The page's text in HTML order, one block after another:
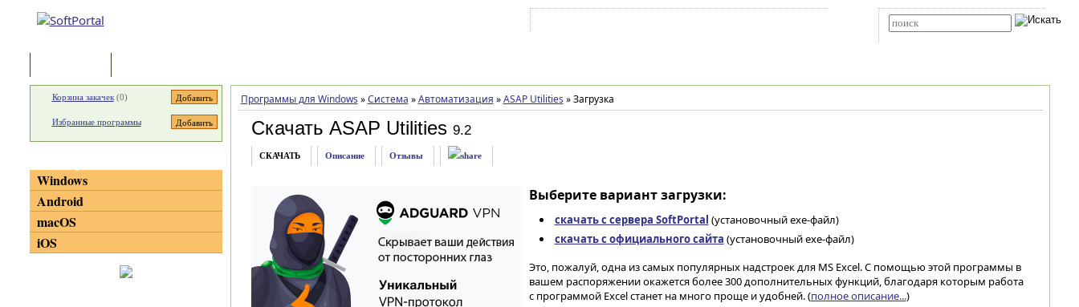
Программы для Windows » Система » Автоматизация » ASAP Utilities »Загрузка
Скачать ASAP Utilities 9.2
СКАЧАТЬ Описание Отзывы
Выберите вариант загрузки:
скачать с сервера SoftPortal (установочный exe-файл)
скачать с официального сайта (установочный exe-файл)
Это, пожалуй, одна из самых популярных надстроек для MS Excel. С помощью этой программы в
вашем распоряжении окажется более 300 дополнительных функций, благодаря которым работа
с программой Excel станет на много проще и удобней. (полное описание...)
Корзина закачек(0)
Избранные программы
Windows
Android
macOS
iOS